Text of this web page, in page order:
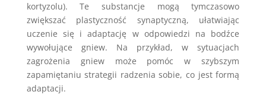
kortyzolu). Te substancje mogą tymczasowo
zwiększać plastyczność synaptyczną, ułatwiając
uczenie się i adaptację w odpowiedzi na bodźce
wywołujące gniew. Na przykład, w sytuacjach
zagrożenia gniew może pomóc w szybszym
zapamiętaniu strategii radzenia sobie, co jest formą
adaptacji.